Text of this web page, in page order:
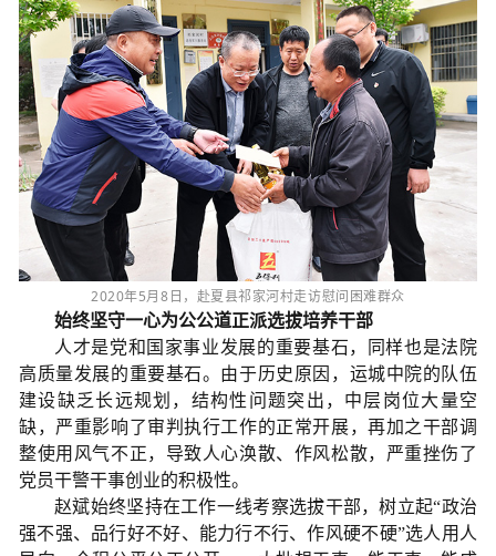
2020年5月8日，赴夏县祁家河村走访慰问困难群众
始终坚守一心为公公道正派选拔培养干部
人才是党和国家事业发展的重要基石，同样也是法院
高质量发展的重要基石。由于历史原因，运城中院的队伍
建设缺乏长远规划，结构性问题突出，中层岗位大量空
缺，严重影响了审判执行工作的正常开展，再加之干部调
整使用风气不正，导致人心涣散、作风松散，严重挫伤了
党员干警干事创业的积极性。
赵斌始终坚持在工作一线考察选拔干部，树立起“政治
强不强、品行好不好、能力行不行、作风硬不硬”选人用人